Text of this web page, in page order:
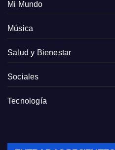
Mi Mundo
Música
Salud y Bienestar
Sociales
Tecnología